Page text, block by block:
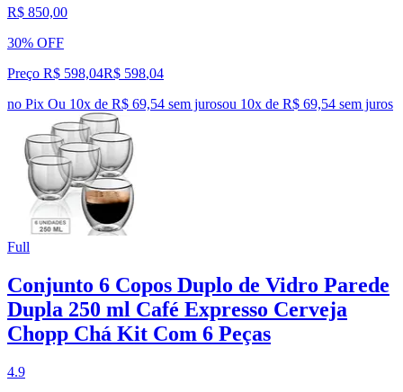
R$ 850,00
30% OFF
Preço R$ 598,04R$ 598,04
no Pix Ou 10x de R$ 69,54 sem jurosou 10x de R$ 69,54 sem juros
Full
Conjunto 6 Copos Duplo de Vidro Parede
Dupla 250 ml Café Expresso Cerveja
Chopp Chá Kit Com 6 Peças
4.9